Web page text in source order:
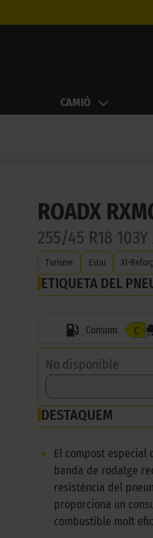
CAMIÓ
ROADX
255/45 R18 103Y
Turisme Estiu Xl-
ETIQUETA DEL
Consum C
No disponible
DESTAQUEM
➜
El compost especial
banda de rodatge
resistència del
proporciona un
combustible molt